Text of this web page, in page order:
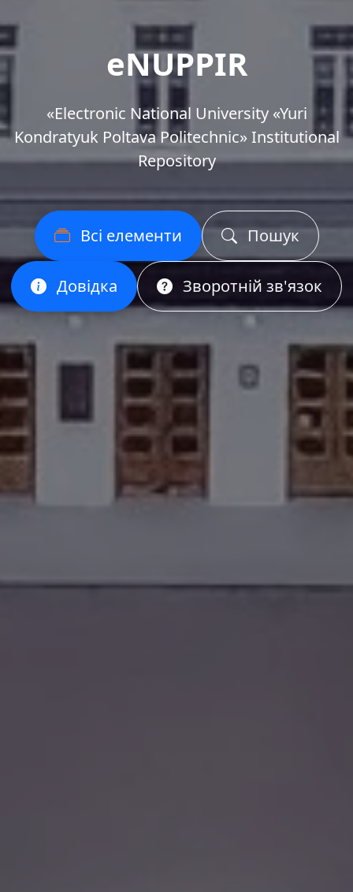
eNUPPIR
«Еlectronic National University «Yuri
Kondratyuk Poltava Politechnic» Institutional
Repository
Всі елементи Пошук
Довідка Зворотній зв'язок